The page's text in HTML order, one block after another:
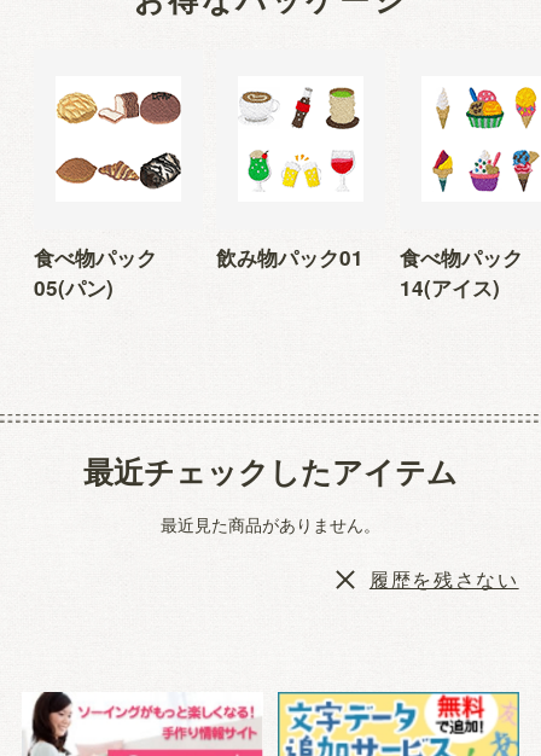
食べ物パック
05(パン)
飲み物パック01
食べ物パック
14(アイス)
最近チェックしたアイテム
最近見た商品がありません。
履歴を残さない